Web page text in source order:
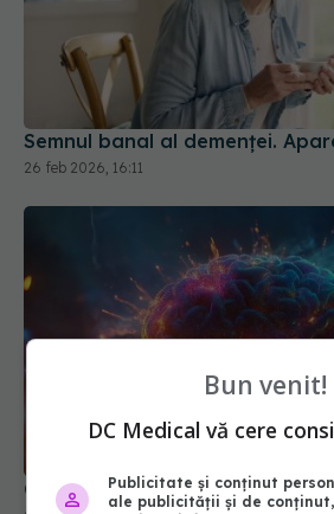
Semnul banal al demenței.
26 feb 2026, 16:11
Cum ne afectează greutatea
06 iun 2026, 11:00
Bun venit!
DC Medical vă cere
Publicitate și conținut
ale publicității și de